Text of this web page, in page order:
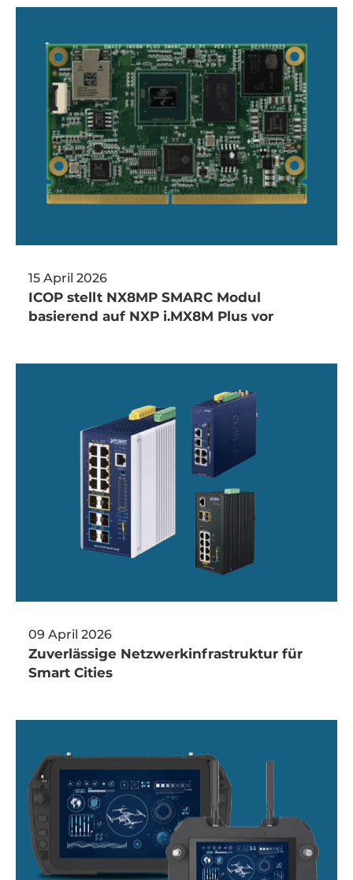
15 April 2026
ICOP stellt NX8MP SMARC Modul
basierend auf NXP i.MX8M Plus vor
09 April 2026
Zuverlässige Netzwerkinfrastruktur für
Smart Cities